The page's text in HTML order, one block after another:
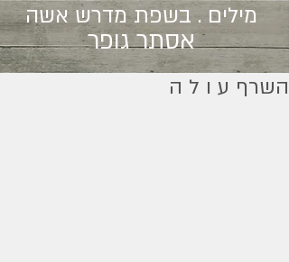
מילים . בשפת מדרש אשה
אסתר גופר
השרף ע ו ל ה